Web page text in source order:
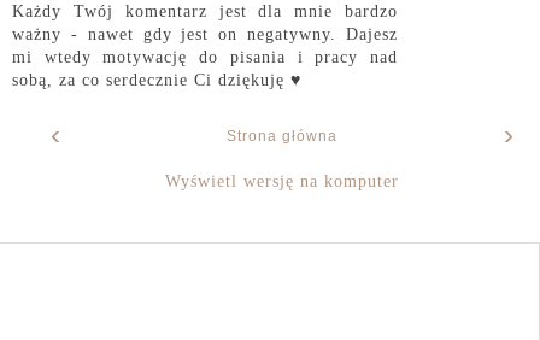
Każdy Twój komentarz jest dla mnie bardzo
ważny - nawet gdy jest on negatywny. Dajesz
mi wtedy motywację do pisania i pracy nad
sobą, za co serdecznie Ci dziękuję ♥
‹ ›
Strona główna
Wyświetl wersję na komputer